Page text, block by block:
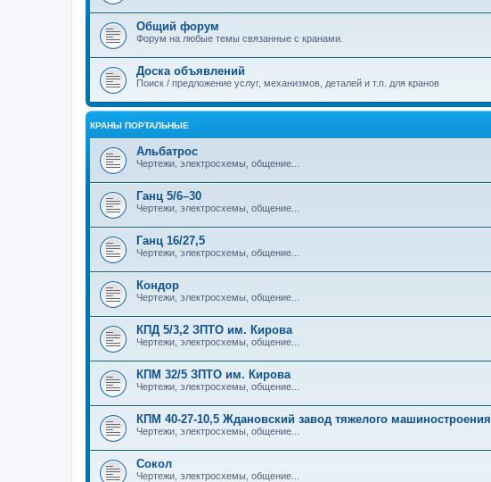
Общий форум
Форум на любые темы связанные с кранами.
Доска объявлений
Поиск / предложение услуг, механизмов, деталей и т.п. для кранов
КРАНЫ ПОРТАЛЬНЫЕ
Альбатрос
Чертежи, электросхемы, общение...
Ганц 5/6–30
Чертежи, электросхемы, общение...
Ганц 16/27,5
Чертежи, электросхемы, общение...
Кондор
Чертежи, электросхемы, общение...
КПД 5/3,2 ЗПТО им. Кирова
Чертежи, электросхемы, общение...
КПМ 32/5 ЗПТО им. Кирова
Чертежи, электросхемы, общение...
КПМ 40-27-10,5 Ждановский завод тяжелого машиностроения
Чертежи, электросхемы, общение...
Сокол
Чертежи, электросхемы, общение...